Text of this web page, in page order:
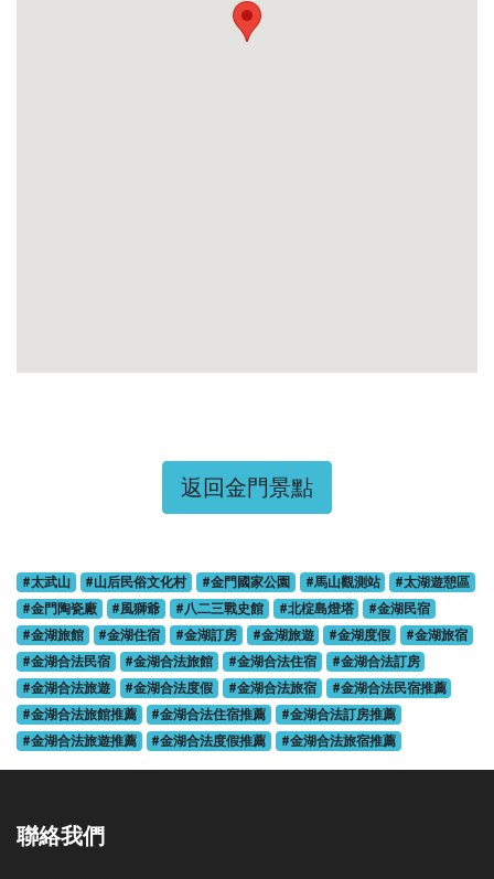
返回金門景點
#太武山 #山后民俗文化村 #金門國家公園 #馬山觀測站
#太湖遊憩區
#金門陶瓷廠
#風獅爺 #八二三戰史館 #北椗島燈塔
#金湖民宿
#金湖旅館
#金湖住宿 #金湖訂房 #金湖旅遊 #金湖度假
#金湖旅宿
#金湖合法民宿
#金湖合法旅館 #金湖合法住宿
#金湖合法訂房
#金湖合法旅遊
#金湖合法度假 #金湖合法旅宿
#金湖合法民宿推薦
#金湖合法旅館推薦
#金湖合法住宿推薦
#金湖合法訂房推薦
#金湖合法旅遊推薦
#金湖合法度假推薦 #金湖合法旅宿推薦
聯絡我們